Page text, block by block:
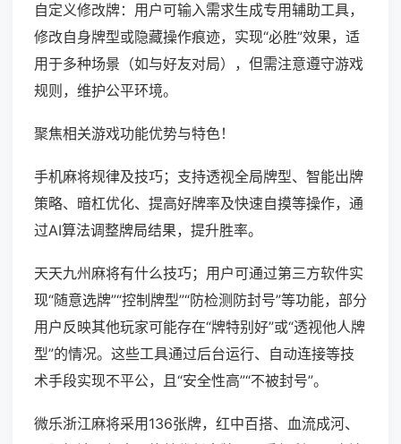
自定义修改牌：用户可输入需求生成专用辅助工具，
修改自身牌型或隐藏操作痕迹，实现“必胜”效果，适
用于多种场景（如与好友对局），但需注意遵守游戏
规则，维护公平环境。
聚焦相关游戏功能优势与特色！
手机麻将规律及技巧；支持透视全局牌型、智能出牌
策略、暗杠优化、提高好牌率及快速自摸等操作，通
过AI算法调整牌局结果，提升胜率。
天天九州麻将有什么技巧；用户可通过第三方软件实
现“随意选牌”“控制牌型”“防检测防封号”等功能，部分
用户反映其他玩家可能存在“牌特别好”或“透视他人牌
型”的情况。这些工具通过后台运行、自动连接等技
术手段实现不平公，且“安全性高”“不被封号”。
微乐浙江麻将采用136张牌，红中百搭、血流成河、